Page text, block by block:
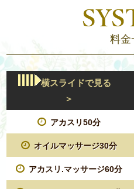
料金
横スライドで見る
＞
アカスリ50分
オイルマッサージ30分
アカスリ.マッサージ60分